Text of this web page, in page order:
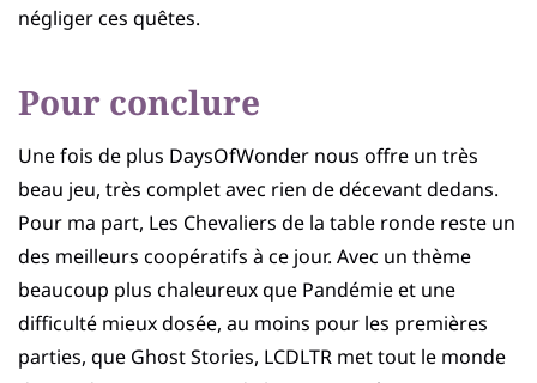
négliger ces quêtes.
Pour conclure
Une fois de plus DaysOfWonder nous offre un très
beau jeu, très complet avec rien de décevant dedans.
Pour ma part, Les Chevaliers de la table ronde reste un
des meilleurs coopératifs à ce jour. Avec un thème
beaucoup plus chaleureux que Pandémie et une
difficulté mieux dosée, au moins pour les premières
parties, que Ghost Stories, LCDLTR met tout le monde